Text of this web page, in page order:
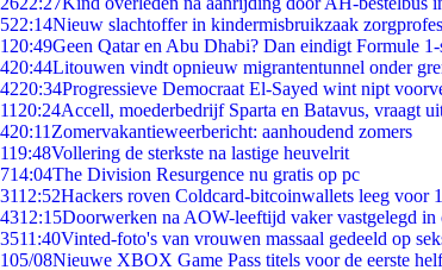
522:14Nieuw slachtoffer in kindermisbruikzaak
1 20:49Geen Qatar en Abu Dhabi? Dan eindigt Formule
420:44Litouwen vindt opnieuw migrantentunnel onder
4220:34Progressieve Democraat El-Sayed wint nipt
11 20:24Accell, moederbedrijf Sparta en Batavus, vraagt
420:11 Zomervakantieweerbericht: aanhoudend zomers
119:48Vollering de sterkste na lastige heuvelrit
714:04The Division Resurgence nu gratis op pc
3112:52Hackers roven Coldcard-bitcoinwallets leeg voor
4312:15Doorwerken na AOW-leeftijd vaker vastgelegd
3511:40Vinted-foto's van vrouwen massaal gedeeld op
105/08Nieuwe XBOX Game Pass titels voor de eerste